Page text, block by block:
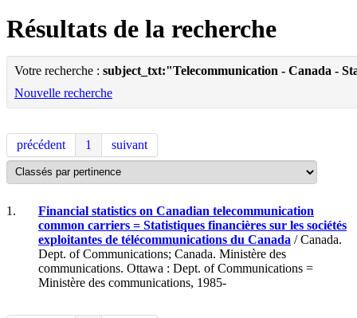
Résultats de la recherche
Votre recherche : subject_txt:"Telecommunication - Canada -
Nouvelle recherche
précédent 1 suivant
1.
Financial statistics on Canadian telecommunication
common carriers = Statistiques financières sur les sociétés
exploitantes de télécommunications du Canada / Canada.
Dept. of Communications; Canada. Ministère des
communications. Ottawa : Dept. of Communications =
Ministère des communications, 1985-